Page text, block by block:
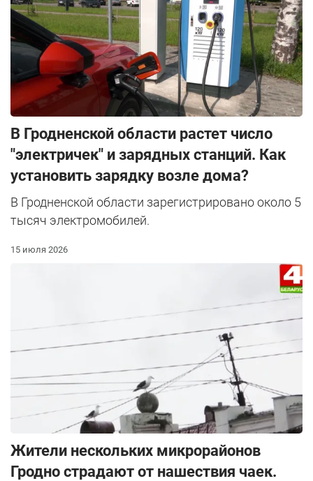
В Гродненской области растет число
"электричек" и зарядных станций. Как
установить зарядку возле дома?
В Гродненской области зарегистрировано около 5
тысяч электромобилей.
15 июля 2026
Жители нескольких микрорайонов
Гродно страдают от нашествия чаек.